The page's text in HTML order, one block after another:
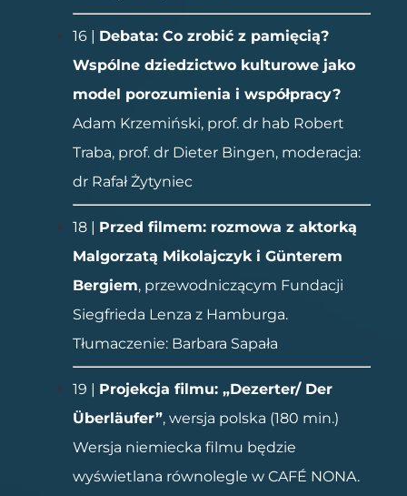
16 | Debata: Co zrobić z pamięcią?
Wspólne dziedzictwo kulturowe jako
model porozumienia i współpracy?
Adam Krzemiński, prof. dr hab Robert
Traba, prof. dr Dieter Bingen, moderacja:
dr Rafał Żytyniec
18 | Przed filmem: rozmowa z aktorką
Malgorzatą Mikolajczyk i Günterem
Bergiem, przewodniczącym Fundacji
Siegfrieda Lenza z Hamburga.
Tłumaczenie: Barbara Sapała
19 | Projekcja filmu: „Dezerter/ Der
Überläufer”, wersja polska (180 min.)
Wersja niemiecka filmu będzie
wyświetlana równolegle w CAFÉ NONA.